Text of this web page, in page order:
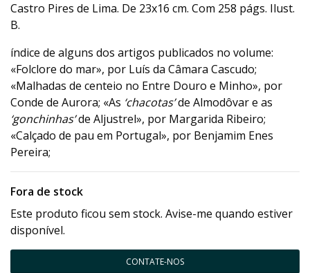
Castro Pires de Lima. De 23x16 cm. Com 258 págs. Ilust.
B.
índice de alguns dos artigos publicados no volume:
«Folclore do mar», por Luís da Câmara Cascudo;
«Malhadas de centeio no Entre Douro e Minho», por
Conde de Aurora; «As ‘chacotas’de Almodôvar e as
‘gonchinhas’de Aljustrel», por Margarida Ribeiro;
«Calçado de pau em Portugal», por Benjamim Enes
Pereira;
Fora de stock
Este produto ficou sem stock. Avise-me quando estiver
disponível.
CONTATE-NOS